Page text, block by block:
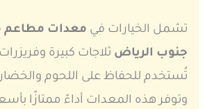
تشمل الخيارات في معدات مطاعم
جنوب الرياض ثلاجات كبيرة
تُستخدم للحفاظ على اللحوم
وتوفر هذه المعدات أداءً ممتازًا